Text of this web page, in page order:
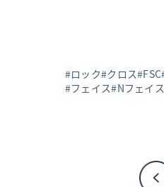
ロック クロス FSC
フェイス Nフェイス